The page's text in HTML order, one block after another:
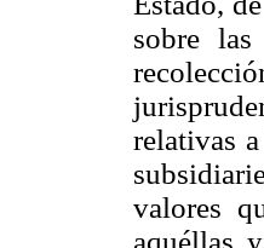
sobre
relativas
valores
aquéllas